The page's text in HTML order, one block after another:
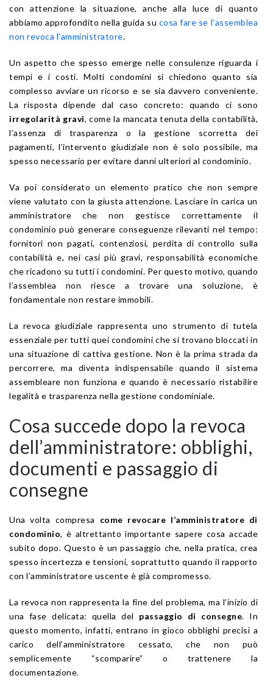
con attenzione la situazione, anche alla luce di quanto
abbiamo approfondito nella guida su cosa fare se l’assemblea
non revoca l’amministratore.
Un aspetto che spesso emerge nelle consulenze riguarda i
tempi e i costi. Molti condomini si chiedono quanto sia
complesso avviare un ricorso e se sia davvero conveniente.
La risposta dipende dal caso concreto: quando ci sono
irregolarità gravi, come la mancata tenuta della contabilità,
l’assenza di trasparenza o la gestione scorretta dei
pagamenti, l’intervento giudiziale non è solo possibile, ma
spesso necessario per evitare danni ulteriori al condominio.
Va poi considerato un elemento pratico che non sempre
viene valutato con la giusta attenzione. Lasciare in carica un
amministratore che non gestisce correttamente il
condominio può generare conseguenze rilevanti nel tempo:
fornitori non pagati, contenziosi, perdita di controllo sulla
contabilità e, nei casi più gravi, responsabilità economiche
che ricadono su tutti i condomini. Per questo motivo, quando
l’assemblea non riesce a trovare una soluzione, è
fondamentale non restare immobili.
La revoca giudiziale rappresenta uno strumento di tutela
essenziale per tutti quei condomini che si trovano bloccati in
una situazione di cattiva gestione. Non è la prima strada da
percorrere, ma diventa indispensabile quando il sistema
assembleare non funziona e quando è necessario ristabilire
legalità e trasparenza nella gestione condominiale.
Cosa succede dopo la revoca
dell’amministratore: obblighi,
documenti e passaggio di
consegne
Una volta compresa come revocare l’amministratore di
condominio, è altrettanto importante sapere cosa accade
subito dopo. Questo è un passaggio che, nella pratica, crea
spesso incertezza e tensioni, soprattutto quando il rapporto
con l’amministratore uscente è già compromesso.
La revoca non rappresenta la fine del problema, ma l’inizio di
una fase delicata: quella del passaggio di consegne. In
questo momento, infatti, entrano in gioco obblighi precisi a
carico dell’amministratore cessato, che non può
semplicemente “scomparire” o trattenere la
documentazione.